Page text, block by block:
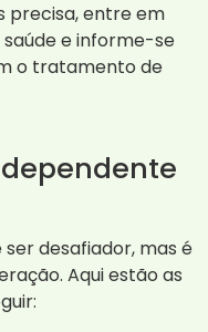
precisa, entre em
e informe-se
o tratamento de
desafiador, mas é
Aqui estão as